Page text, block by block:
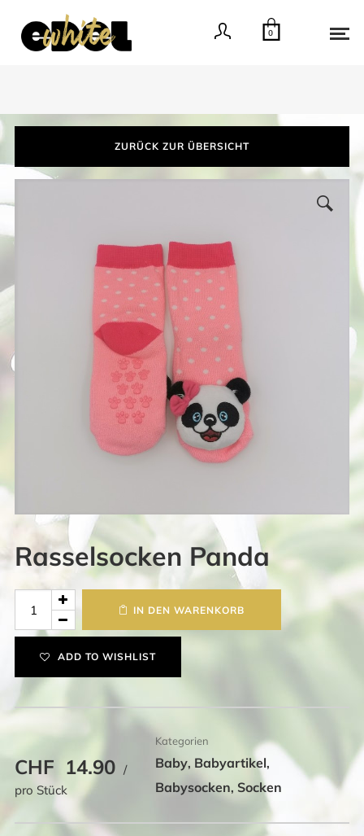
0
ZURÜCK ZUR ÜBERSICHT
Rasselsocken Panda
Rasselsocken
IN DEN WARENKORB
ADD TO WISHLIST
CHF 14.90 /
pro Stück
Kategorien
Baby, Babyartikel,
Babysocken,Socken